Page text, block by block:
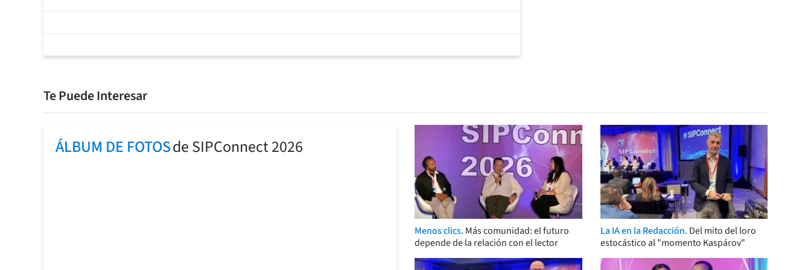
Te Puede Interesar
ÁLBUM DE FOTOSde SIPConnect 2026
Menos clics. Más comunidad: el futuro
depende de la relación con el lector
La IA en la Redacción. Del mito del loro
estocástico al "momento Kaspárov"